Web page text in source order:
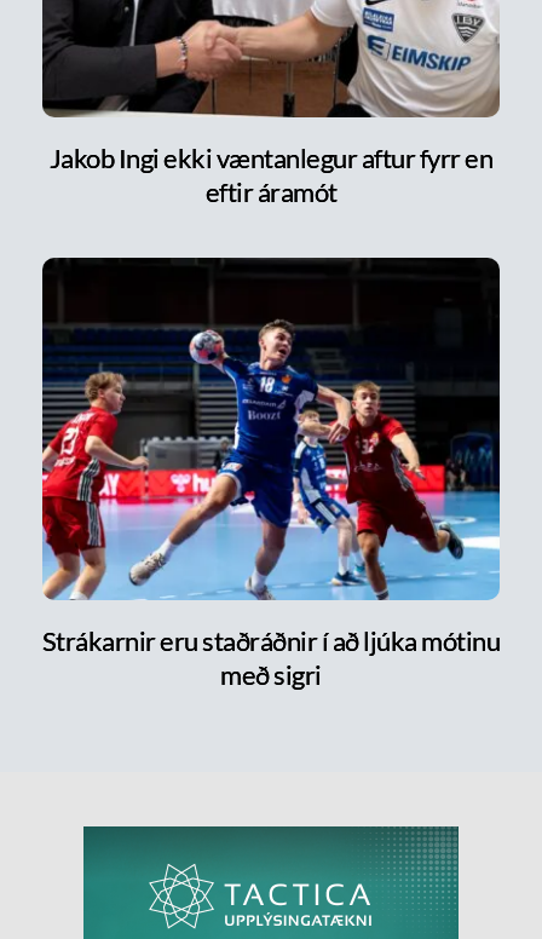
Jakob Ingi ekki væntanlegur aftur fyrr en
eftir áramót
Strákarnir eru staðráðnir í að ljúka mótinu
með sigri